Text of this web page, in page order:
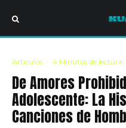
Artículos · 4 Minutos de lectura
De Amores
Adolescente: La
Canciones de